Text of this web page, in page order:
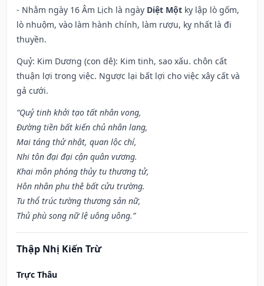
- Nhằm ngày 16 Âm Lịch là ngày Diệt Một kỵ lập lò gốm,
lò nhuộm, vào làm hành chính, làm rượu, kỵ nhất là đi
thuyền.
Quỷ: Kim Dương (con dê): Kim tinh, sao xấu. chôn cất
thuận lợi trong việc. Ngược lại bất lợi cho việc xây cất và
gả cưới.
“Quỷ tinh khởi tạo tất nhân vong,
Đường tiền bất kiến chủ nhân lang,
Mai táng thử nhật, quan lộc chí,
Nhi tôn đại đại cận quân vương.
Khai môn phóng thủy tu thương tử,
Hôn nhân phu thê bất cửu trường.
Tu thổ trúc tường thương sản nữ,
Thủ phù song nữ lệ uông uông.”
Thập Nhị Kiến Trừ
Trực Thâu